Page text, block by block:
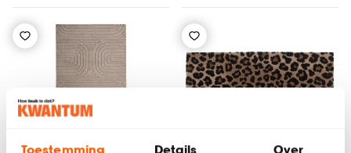
Toestemming Details Over